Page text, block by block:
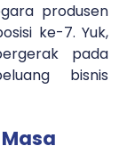
produsen
ke-7. Yuk,
pada
bisnis